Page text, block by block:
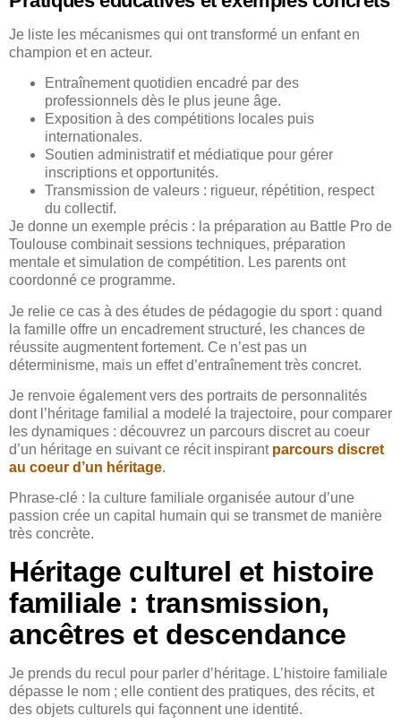
Je liste les mécanismes qui ont transformé un enfant en
champion et en acteur.
Entraînement quotidien encadré par des
professionnels dès le plus jeune âge.
Exposition à des compétitions locales puis
internationales.
Soutien administratif et médiatique pour gérer
inscriptions et opportunités.
Transmission de valeurs : rigueur, répétition, respect
du collectif.
Je donne un exemple précis : la préparation au Battle Pro de
Toulouse combinait sessions techniques, préparation
mentale et simulation de compétition. Les parents ont
coordonné ce programme.
Je relie ce cas à des études de pédagogie du sport : quand
la famille offre un encadrement structuré, les chances de
réussite augmentent fortement. Ce n’est pas un
déterminisme, mais un effet d’entraînement très concret.
Je renvoie également vers des portraits de personnalités
dont l’héritage familial a modelé la trajectoire, pour comparer
les dynamiques : découvrez un parcours discret au coeur
d’un héritage en suivant ce récit inspirant parcours discret
au coeur d’un héritage.
Phrase-clé : la culture familiale organisée autour d’une
passion crée un capital humain qui se transmet de manière
très concrète.
Héritage culturel et histoire
familiale : transmission,
ancêtres et descendance
Je prends du recul pour parler d’héritage. L’histoire familiale
dépasse le nom ; elle contient des pratiques, des récits, et
des objets culturels qui façonnent une identité.